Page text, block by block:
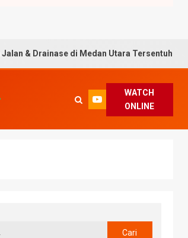
Medan Utara Tersentuh Pembangunan
WATCH
ONLINE